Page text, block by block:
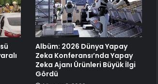
Albüm: 2026 Dünya Yapay
Zeka Konferansı’nda Yapay
Zeka Ajanı Ürünleri Büyük İlgi
Gördü